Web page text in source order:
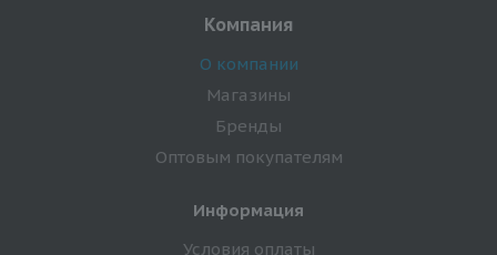
Компания
О компании
Магазины
Бренды
Оптовым покупателям
Информация
Условия оплаты